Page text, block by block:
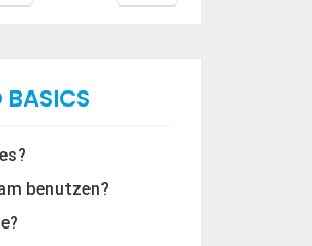
BASICS
benutzen?